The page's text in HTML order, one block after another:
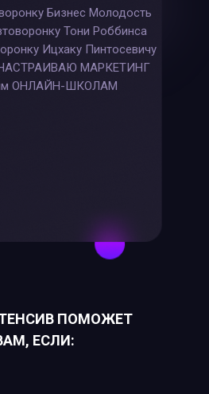
Бизнес Молодость
Тони Роббинса
Ицхаку Пинтосевичу
НАСТРАИВАЮ МАРКЕТИНГ
ОНЛАЙН-ШКОЛАМ
ПОМОЖЕТ
ЕСЛИ: